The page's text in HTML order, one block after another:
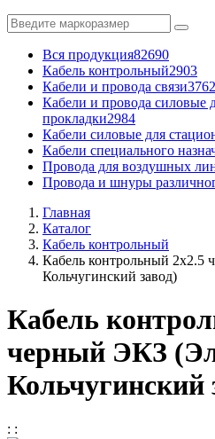
Вся продукция82690
Кабель контрольный2903
Кабели и провода связи3762
Кабели и провода силовые
прокладки2984
Кабели силовые для
Кабели специального
Провода для воздушных
Провода и шнуры
Главная
Каталог
Кабель контрольный
Кабель контрольный 2x2.5
Кольчугинский завод)
Кабель
черный ЭКЗ
Кольчугинский
: :